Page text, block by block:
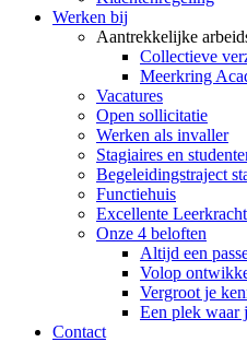
Werken bij
Aantrekkelijke
Collectieve
Meerkring
Vacatures
Open sollicitatie
Werken als invaller
Stagiaires en
Begeleidingstraject
Functiehuis
Excellente Leerkracht
Onze 4 beloften
Altijd een
Volop
Vergroot je
Een plek waar
Contact